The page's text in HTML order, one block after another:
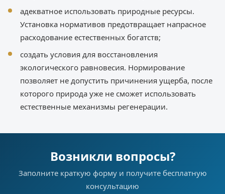
адекватное использовать природные ресурсы.
Установка нормативов предотвращает напрасное
расходование естественных богатств;
создать условия для восстановления
экологического равновесия. Нормирование
позволяет не допустить причинения ущерба, после
которого природа уже не сможет использовать
естественные механизмы регенерации.
Возникли вопросы?
Заполните краткую форму и получите бесплатную
консультацию